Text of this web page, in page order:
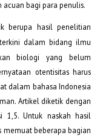
bagi para penulis.
berupa hasil penelitian
dalam bidang ilmu
biologi yang belum
otentisitas harus
dalam bahasa Indonesia
Artikel diketik dengan
1,5. Untuk naskah hasil
memuat beberapa bagian